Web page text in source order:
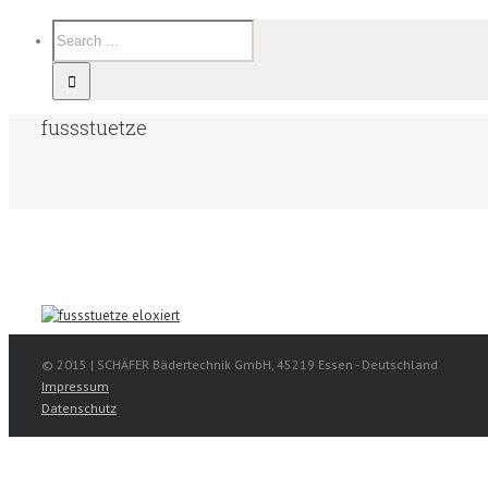
fussstuetze
© 2015 | SCHÄFER Bädertechnik GmbH, 45219 Essen - Deutschland
Impressum
Datenschutz